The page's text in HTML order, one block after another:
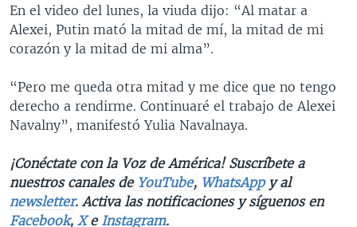
En el video del lunes, la viuda dijo: “Al matar a
Alexei, Putin mató la mitad de mí, la mitad de mi
corazón y la mitad de mi alma”.
“Pero me queda otra mitad y me dice que no tengo
derecho a rendirme. Continuaré el trabajo de Alexei
Navalny”, manifestó Yulia Navalnaya.
¡Conéctate con la Voz de América! Suscríbete a
nuestros canales deYouTube, WhatsAppy al
newsletter. Activa las notificaciones y síguenos en
Facebook, Xe Instagram.